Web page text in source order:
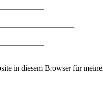
in diesem Browser für